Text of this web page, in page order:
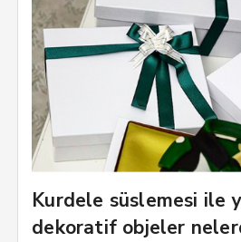
panel
oku
satın al
Panel
bonusu
bonusu
Kurdele süslemesi ile
dekoratif objeler